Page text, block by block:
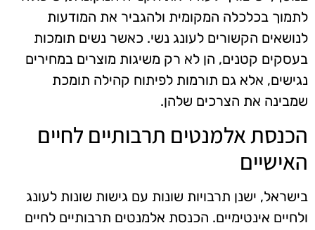
לתמוך בכלכלה המקומית ולהגביר את המודעות
לנושאים הקשורים לעונג נשי. כאשר נשים תומכות
בעסקים קטנים, הן לא רק משיגות מוצרים במחירים
נגישים, אלא גם תורמות לפיתוח קהילה תומכת
שמבינה את הצרכים שלהן.
הכנסת אלמנטים תרבותיים לחיים
האישיים
בישראל, ישנן תרבויות שונות עם גישות שונות לעונג
ולחיים אינטימיים. הכנסת אלמנטים תרבותיים לחיים